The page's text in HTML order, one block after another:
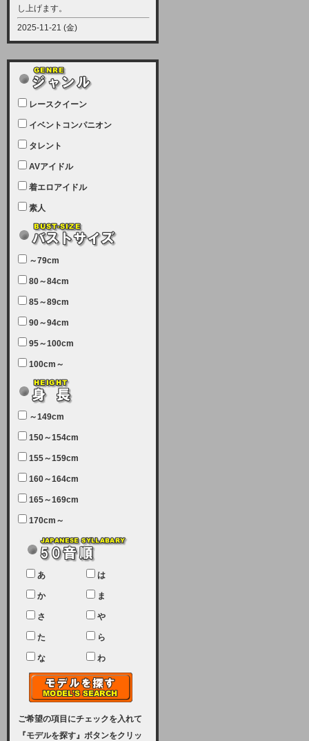
し上げます。
2025-11-21 (金)
【サーバーメンテナンス実施につい
12月21日（日曜日）午前9：00か
ら午前11：00（予定）でサーバー
メンテナンスを実施します。ユーザ
ー様にはご迷惑をおかけしますがご
理解いただけます様、宜しくお願い
致します。
2025-07-05 (土)
【サーバーメンテナンス完了のお知
本日、サーバーメンテナンスのため
ユーザー様には大変ご迷惑をおかけ
しました。無事、メンテナンスが完
致します。
2025-06-11 (水)
【サーバーメンテナンス実施につい
7月5日（土曜日）午前7：00から午
テナンスを実施します。ユーザー様
にはご迷惑をおかけしますがご理解
いただけます様、宜しくお願い致し
【クレジットカード決済について
②】
現在、クレジットカード決済はJCB
のみになっております。大変ご迷惑
キャシュでの決済は可能ですので、
宜しくお願い致します。
2024-02-23 (金)
【クレジットカード決済について】
只今、クレジットカード会社の都合
により決済ができない状況です。
ユーザー様には、大変ご迷惑をおか
けいたしまして申し訳ございませ
ん。
2023-08-31 (木)
【サーバーメンテナンス実施のお知
らせ】
レースクイーン
イベントコンパニオン
タレント
AVアイドル
着エロアイドル
素人
～79cm
80～84cm
85～89cm
90～94cm
95～100cm
100cm～
～149cm
150～154cm
155～159cm
160～164cm
165～169cm
170cm～
あ は
か ま
さ や
た ら
な わ
ご希望の項目にチェックを入れて
『モデルを探す』ボタンをクリッ